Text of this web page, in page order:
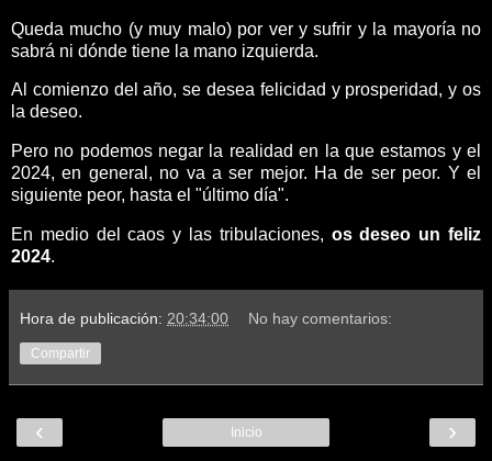
Queda mucho (y muy malo) por ver y sufrir y la mayoría no
sabrá ni dónde tiene la mano izquierda.
Al comienzo del año, se desea felicidad y prosperidad, y os
la deseo.
Pero no podemos negar la realidad en la que estamos y el
2024, en general, no va a ser mejor. Ha de ser peor. Y el
siguiente peor, hasta el "último día".
En medio del caos y las tribulaciones, os deseo un feliz
2024.
Hora de publicación: 20:34:00 No hay comentarios:
Compartir
‹ ›
Inicio